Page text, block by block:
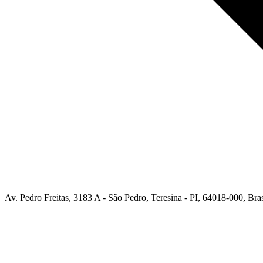
Av. Pedro Freitas, 3183 A - São Pedro, Teresina - PI, 64018-000,